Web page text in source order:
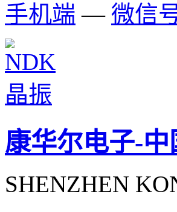
手机端 — 微信
康华尔电子-
SHENZHEN